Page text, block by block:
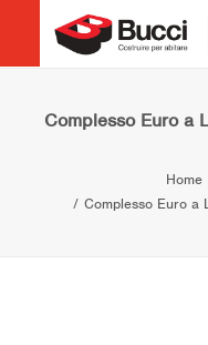
HOME
COSTRUIRE PER
CHI SIAMO
Complesso Euro a
Home
Complesso Euro a